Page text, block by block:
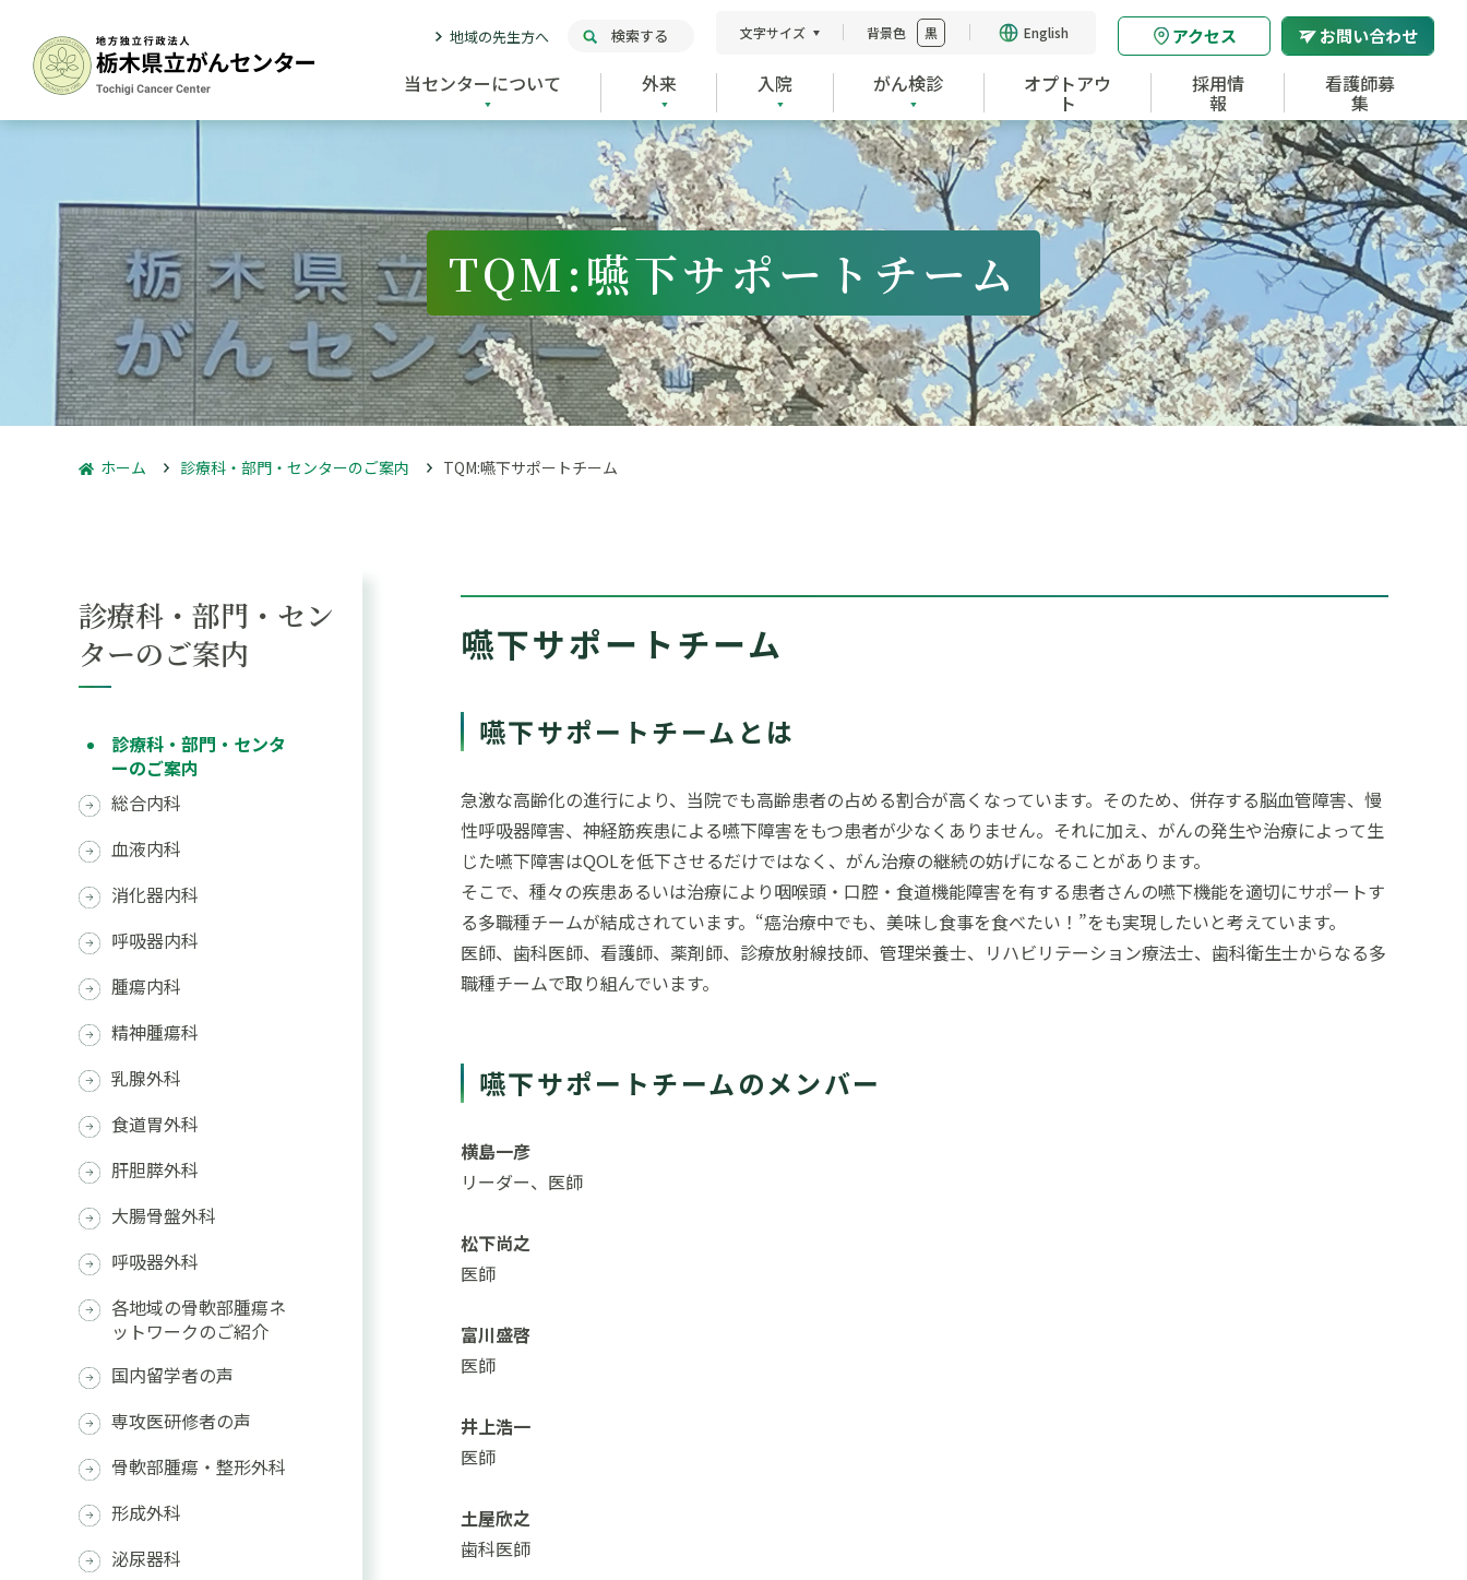
地域の先生方へ 検索する 文字サイズ 背景色 黒 English アクセス お問い合わせ
当センターについて 外来 入院 がん検診 オプトアウ
ト
採用情
報
看護師募
集
TQM:嚥下サポートチーム
ホーム 診療科・部門・センターのご案内 TQM:嚥下サポートチーム
嚥下サポートチーム
嚥下サポートチームとは
急激な高齢化の進行により、当院でも高齢患者の占める割合が高くなっています。そのため、併存する脳血管障害、慢
性呼吸器障害、神経筋疾患による嚥下障害をもつ患者が少なくありません。それに加え、がんの発生や治療によって生
じた嚥下障害はQOLを低下させるだけではなく、がん治療の継続の妨げになることがあります。
そこで、種々の疾患あるいは治療により咽喉頭・口腔・食道機能障害を有する患者さんの嚥下機能を適切にサポートす
る多職種チームが結成されています。“癌治療中でも、美味し食事を食べたい！”をも実現したいと考えています。
医師、歯科医師、看護師、薬剤師、診療放射線技師、管理栄養士、リハビリテーション療法士、歯科衛生士からなる多
職種チームで取り組んでいます。
嚥下サポートチームのメンバー
横島一彦
リーダー、医師
松下尚之
医師
富川盛啓
医師
井上浩一
医師
土屋欣之
歯科医師
診療科・部門・セン
ターのご案内
診療科・部門・センタ
ーのご案内
総合内科
血液内科
消化器内科
呼吸器内科
腫瘍内科
精神腫瘍科
乳腺外科
食道胃外科
肝胆膵外科
大腸骨盤外科
呼吸器外科
各地域の骨軟部腫瘍ネ
ットワークのご紹介
国内留学者の声
専攻医研修者の声
骨軟部腫瘍・整形外科
形成外科
泌尿器科